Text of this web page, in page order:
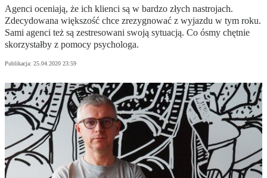
Agenci oceniają, że ich klienci są w bardzo złych nastrojach.
Zdecydowana większość chce zrezygnować z wyjazdu w tym roku.
Sami agenci też są zestresowani swoją sytuacją. Co ósmy chętnie
skorzystałby z pomocy psychologa.
Publikacja: 25.04.2020 23:59